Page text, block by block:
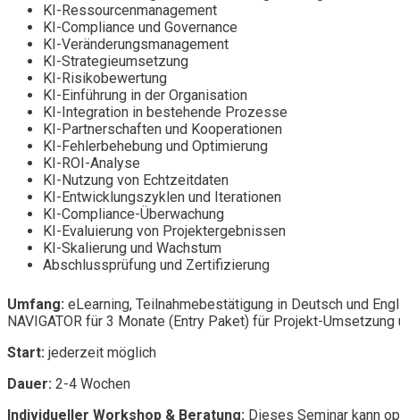
KI-Ressourcenmanagement
KI-Compliance und Governance
KI-Veränderungsmanagement
KI-Strategieumsetzung
KI-Risikobewertung
KI-Einführung in der Organisation
KI-Integration in bestehende Prozesse
KI-Partnerschaften und Kooperationen
KI-Fehlerbehebung und Optimierung
KI-ROI-Analyse
KI-Nutzung von Echtzeitdaten
KI-Entwicklungszyklen und Iterationen
KI-Compliance-Überwachung
KI-Evaluierung von Projektergebnissen
KI-Skalierung und Wachstum
Abschlussprüfung und Zertifizierung
Umfang: eLearning, Teilnahmebestätigung in Deutsch und
NAVIGATOR für 3 Monate (Entry Paket) für Projekt-
Start: jederzeit möglich
Dauer: 2-4 Wochen
Individueller Workshop & Beratung: Dieses Seminar kann